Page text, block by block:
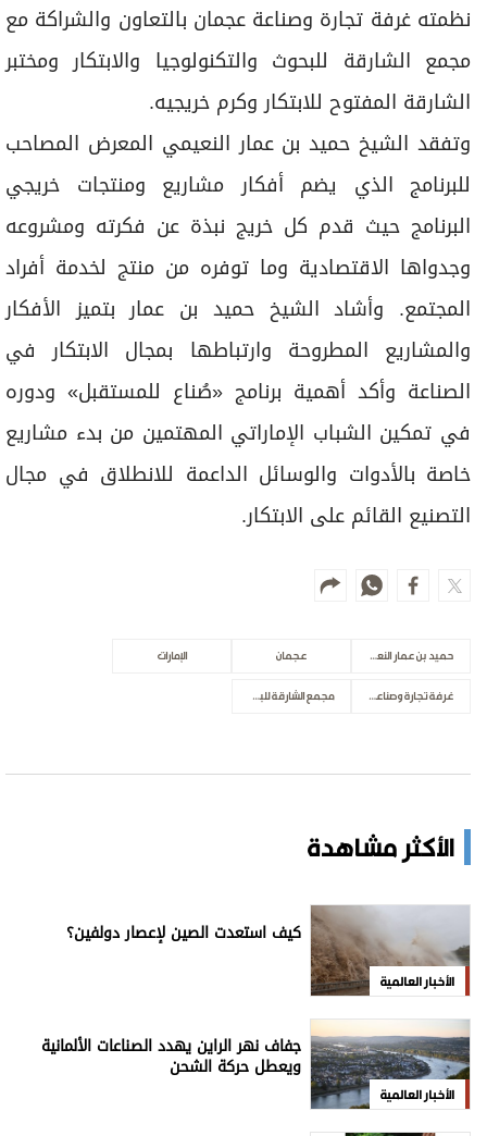
نظمته غرفة تجارة وصناعة عجمان بالتعاون والشراكة مع
مجمع الشارقة للبحوث والتكنولوجيا والابتكار ومختبر
الشارقة المفتوح للابتكار وكرم خريجيه.
وتفقد الشيخ حميد بن عمار النعيمي المعرض المصاحب
للبرنامج الذي يضم أفكار مشاريع ومنتجات خريجي
البرنامج حيث قدم كل خريج نبذة عن فكرته ومشروعه
وجدواها الاقتصادية وما توفره من منتج لخدمة أفراد
المجتمع. وأشاد الشيخ حميد بن عمار بتميز الأفكار
والمشاريع المطروحة وارتباطها بمجال الابتكار في
الصناعة وأكد أهمية برنامج «صُناع للمستقبل» ودوره
في تمكين الشباب الإماراتي المهتمين من بدء مشاريع
خاصة بالأدوات والوسائل الداعمة للانطلاق في مجال
التصنيع القائم على الابتكار.
حميد بن عمار النعيمي عجمان الإمارات
غرفة تجارة وصناعة عجمان مجمع الشارقة للبحوث والتكنولوجيا والابتكار
الأكثر مشاهدة
الأخبار العالمية
كيف استعدت الصين لإعصار دولفين؟
الأخبار العالمية
جفاف نهر الراين يهدد الصناعات الألمانية
ويعطل حركة الشحن